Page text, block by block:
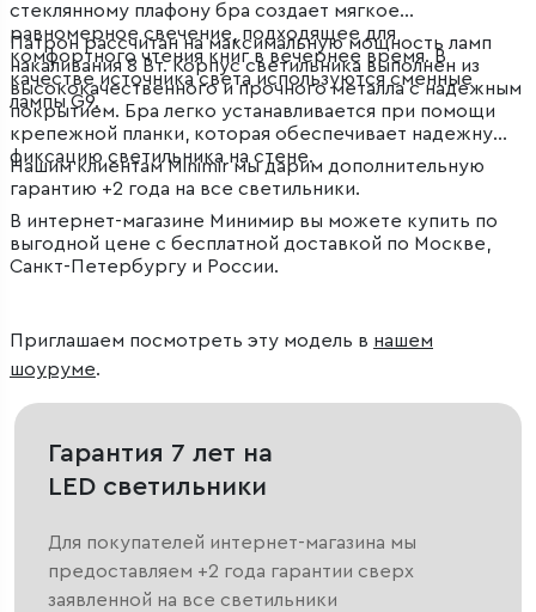
стеклянному плафону бра создает мягкое
равномерное свечение, подходящее для
комфортного чтения книг в вечернее время. В
качестве источника света используются сменные
лампы G9.
Патрон рассчитан на максимальную мощность ламп
накаливания 8 Вт. Корпус светильника выполнен из
высококачественного и прочного металла с надежным
покрытием. Бра легко устанавливается при помощи
крепежной планки, которая обеспечивает надежную
фиксацию светильника на стене.
Нашим клиентам Minimir мы дарим дополнительную
гарантию +2 года на все светильники.
В интернет-магазине Минимир вы можете купить по
выгодной цене с бесплатной доставкой по Москве,
Санкт-Петербургу и России.
Приглашаем посмотреть эту модель в нашем
шоуруме.
Гарантия 7 лет на
LED светильники
Для покупателей интернет-магазина мы
предоставляем +2 года гарантии сверх
заявленной на все светильники